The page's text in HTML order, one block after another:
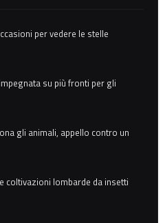
per vedere le stelle
su più fronti per gli
gli animali, appello contro un
coltivazioni lombarde da insetti